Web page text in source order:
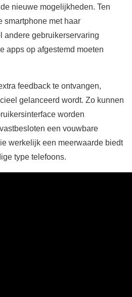
nieuwe mogelijkheden. Ten
smartphone met haar
andere gebruikerservaring
apps op afgestemd moeten
feedback te ontvangen,
gelanceerd wordt. Zo kunnen
worden
een vouwbare
werkelijk een meerwaarde biedt
type telefoons.